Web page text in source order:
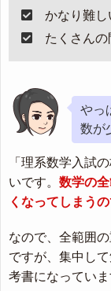
かなり難し
たくさんの
やっ
数が
「理系数学入試
いです。 数学の
くなってしまうの
なので、全範囲
ですが、集中し
考書になっていま